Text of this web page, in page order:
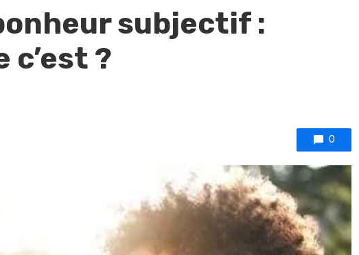
subjectif :
c’est ?
0